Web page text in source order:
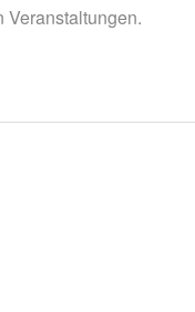
Veranstaltungen.